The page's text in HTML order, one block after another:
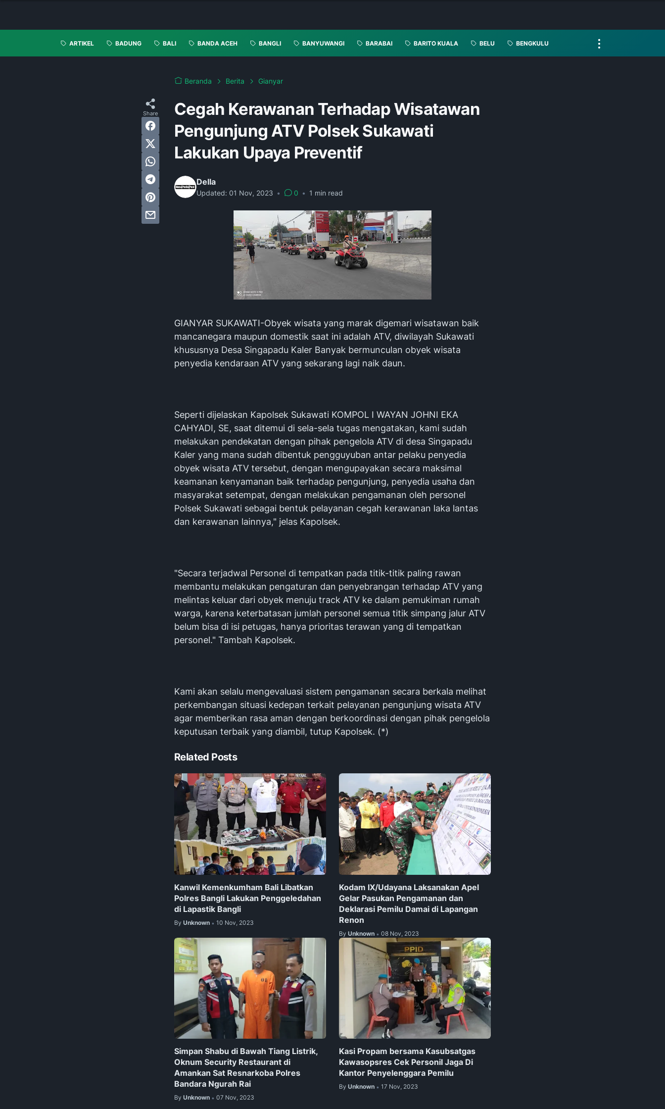
ARTIKEL BADUNG BALI BANDA ACEH BANGLI BANYUWANGI BARABAI BARITO KUALA BELU BENGKULU
Beranda Berita Gianyar
Cegah Kerawanan Terhadap Wisatawan
Pengunjung ATV Polsek Sukawati
Lakukan Upaya Preventif
Della
Updated: 01 Nov, 2023 • 0 • 1 min read
GIANYAR SUKAWATI-Obyek wisata yang marak digemari wisatawan baik
mancanegara maupun domestik saat ini adalah ATV, diwilayah Sukawati
khususnya Desa Singapadu Kaler Banyak bermunculan obyek wisata
penyedia kendaraan ATV yang sekarang lagi naik daun.
Seperti dijelaskan Kapolsek Sukawati KOMPOL I WAYAN JOHNI EKA
CAHYADI, SE, saat ditemui di sela-sela tugas mengatakan, kami sudah
melakukan pendekatan dengan pihak pengelola ATV di desa Singapadu
Kaler yang mana sudah dibentuk pengguyuban antar pelaku penyedia
obyek wisata ATV tersebut, dengan mengupayakan secara maksimal
keamanan kenyamanan baik terhadap pengunjung, penyedia usaha dan
masyarakat setempat, dengan melakukan pengamanan oleh personel
Polsek Sukawati sebagai bentuk pelayanan cegah kerawanan laka lantas
dan kerawanan lainnya," jelas Kapolsek.
"Secara terjadwal Personel di tempatkan pada titik-titik paling rawan
membantu melakukan pengaturan dan penyebrangan terhadap ATV yang
melintas keluar dari obyek menuju track ATV ke dalam pemukiman rumah
warga, karena keterbatasan jumlah personel semua titik simpang jalur ATV
belum bisa di isi petugas, hanya prioritas terawan yang di tempatkan
personel." Tambah Kapolsek.
Kami akan selalu mengevaluasi sistem pengamanan secara berkala melihat
perkembangan situasi kedepan terkait pelayanan pengunjung wisata ATV
agar memberikan rasa aman dengan berkoordinasi dengan pihak pengelola
keputusan terbaik yang diambil, tutup Kapolsek. (*)
Related Posts
Kanwil Kemenkumham Bali Libatkan
Polres Bangli Lakukan Penggeledahan
di Lapastik Bangli
By Unknown • 10 Nov, 2023
Kodam IX/Udayana Laksanakan Apel
Gelar Pasukan Pengamanan dan
Deklarasi Pemilu Damai di Lapangan
Renon
By Unknown • 08 Nov, 2023
Simpan Shabu di Bawah Tiang Listrik,
Oknum Security Restaurant di
Amankan Sat Resnarkoba Polres
Bandara Ngurah Rai
By Unknown • 07 Nov, 2023
Kasi Propam bersama Kasubsatgas
Kawasopsres Cek Personil Jaga Di
Kantor Penyelenggara Pemilu
By Unknown • 17 Nov, 2023